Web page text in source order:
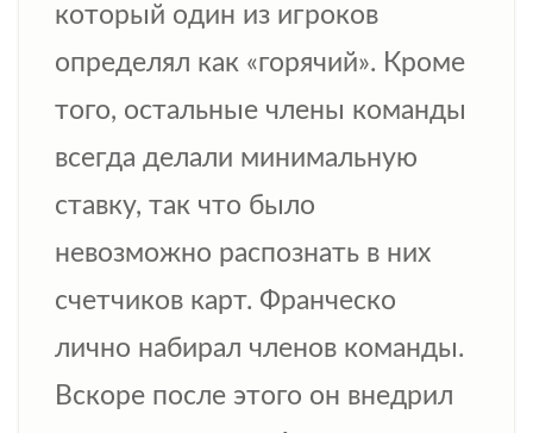
который один из игроков
определял как «горячий». Кроме
того, остальные члены команды
всегда делали минимальную
ставку, так что было
невозможно распознать в них
счетчиков карт. Франческо
лично набирал членов команды.
Вскоре после этого он внедрил